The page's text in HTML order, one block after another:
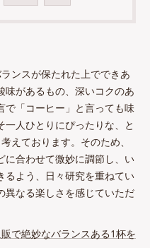
ンスが保たれた上でできあ
味があるもの、深いコクのあ
で「コーヒー」と言っても味
人ひとりにぴったりな、と
えております。そのため、
に合わせて微妙に調節し、い
るよう、日々研究を重ねてい
異なる楽しさを感じていただ
で絶妙なバランスある1杯を